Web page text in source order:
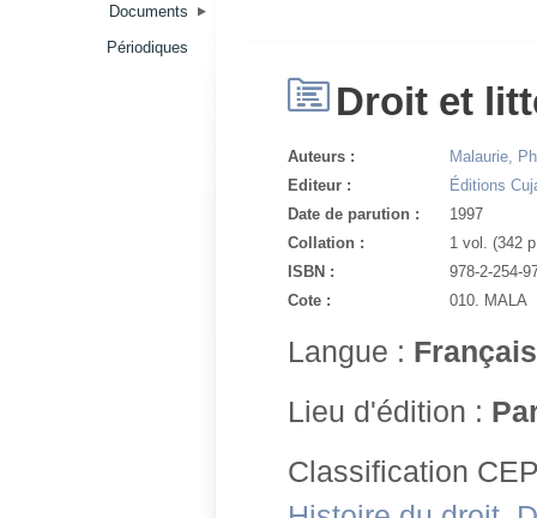
Documents
Périodiques
H Droit et
Auteurs :
Malaurie,
Editeur :
Éditions
Date de parution :
1997
Collation :
1 vol. (342
ISBN :
978-2-254-
Cote :
010. MALA
Langue : Français
Lieu d'édition :
Classification